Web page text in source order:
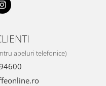
apeluri telefonice)